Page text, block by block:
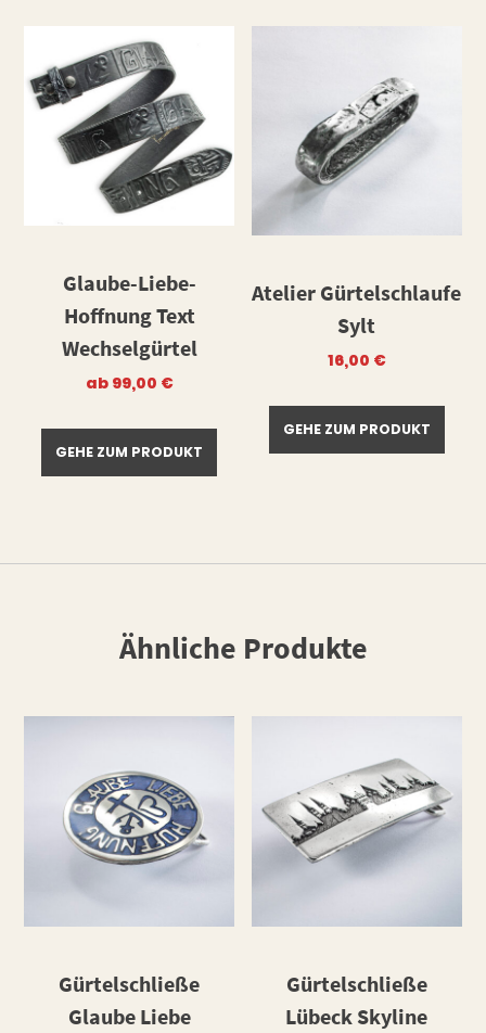
Glaube-Liebe-
Hoffnung Text
Wechselgürtel
ab 99,00 €
GEHE ZUM PRODUKT
Atelier Gürtelschlaufe
Sylt
16,00 €
GEHE ZUM PRODUKT
Ähnliche Produkte
Gürtelschließe
Glaube Liebe
Gürtelschließe
Lübeck Skyline